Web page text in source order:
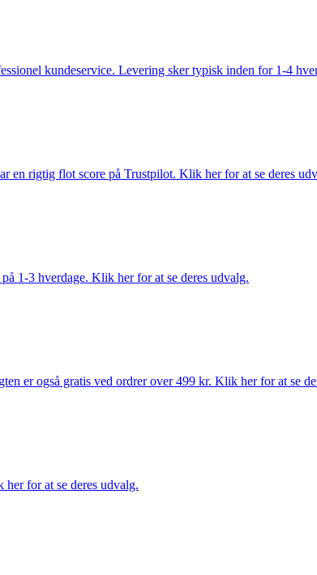
kundeservice. Levering sker typisk inden for 1-4
en rigtig flot score på Trustpilot. Klik her for at se deres
1-3 hverdage. Klik her for at se deres udvalg.
er også gratis ved ordrer over 499 kr. Klik her for at se
for at se deres udvalg.